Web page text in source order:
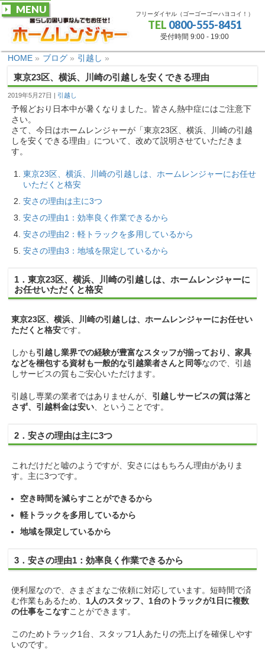
フリーダイヤル（ゴーゴーゴーハヨコイ！）
TEL 0800-555-8451
受付時間 9:00 - 19:00
MENU
HOME » ブログ » 引越し »
東京23区、横浜、川崎の引越しを安くできる理由
2019年5月27日 引越し
予報どおり日本中が暑くなりました。皆さん熱中症にはご注意下
さい。
さて、今日はホームレンジャーが「東京23区、横浜、川崎の引越
しを安くできる理由」について、改めて説明させていただきま
す。
東京23区、横浜、川崎の引越しは、ホームレンジャーにお任せ
いただくと格安
安さの理由は主に3つ
安さの理由1：効率良く作業できるから
安さの理由2：軽トラックを多用しているから
安さの理由3：地域を限定しているから
1．東京23区、横浜、川崎の引越しは、ホームレンジャーに
お任せいただくと格安
東京23区、横浜、川崎の引越しは、ホームレンジャーにお任せい
ただくと格安です。
しかも引越し業界での経験が豊富なスタッフが揃っており、家具
などを梱包する資材も一般的な引越業者さんと同等なので、引越
しサービスの質もご安心いただけます。
引越し専業の業者ではありませんが、 引越しサービスの質は落と
さず、引越料金は安い 、ということです。
2．安さの理由は主に3つ
これだけだと嘘のようですが、安さにはもちろん理由がありま
す。主に3つです。
空き時間を減らすことができるから
軽トラックを多用しているから
地域を限定しているから
3．安さの理由1：効率良く作業できるから
便利屋なので、さまざまなご依頼に対応しています。短時間で済
む作業もあるため、 1人のスタッフ、1台のトラックが1日に複数
の仕事をこなすことができます。
このためトラック1台、スタッフ1人あたりの売上げを確保しやす
いのです。